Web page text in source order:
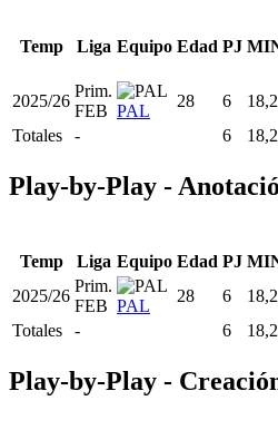
Temp Liga Equipo Edad PJ
2025/26
Prim.
FEB PAL
28 6 18,2
Totales
- 6 18,2
Play-by-Play -
Temp
Liga Equipo Edad PJ
2025/26
Prim.
FEB PAL
28 6 18,2
Totales
- 6 18,2
Play-by-Play -